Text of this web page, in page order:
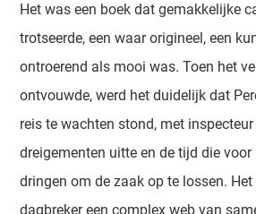
Het was een boek dat gemakkelijke
trotseerde, een waar origineel, een
ontroerend als mooi was. Toen het
ontvouwde, werd het duidelijk dat
reis te wachten stond, met
dreigementen uitte en de tijd die
dringen om de zaak op te lossen. Het
dagbreker een complex web van